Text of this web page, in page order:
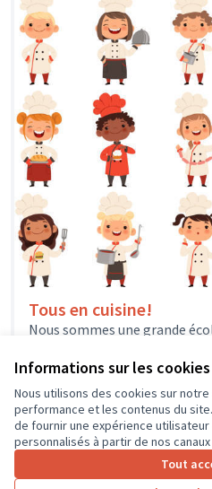
Informations sur les
Nous utilisons des cookies sur
performance et les contenus du
de fournir une expérience utilisateur
personnalisés à partir de nos
Tout
Tous en cuisine!
Nous sommes une grande
élèves et accueillons environ...
… 4